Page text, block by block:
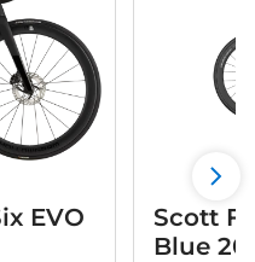
EVO
Scott
Blue